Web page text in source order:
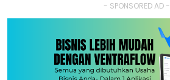
- SPONSORED AD -